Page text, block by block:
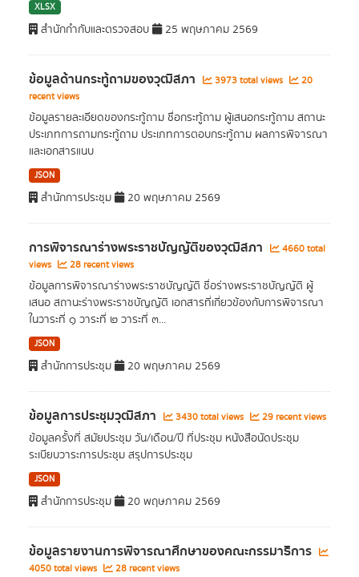
XLSX
สำนักกำกับและตรวจสอบ 25 พฤษภาคม 2569
ข้อมูลด้านกระทู้ถามของวุฒิสภา 3973 total views
20
recent views
ข้อมูลรายละเอียดของกระทู้ถาม ชื่อกระทู้ถาม ผู้เสนอกระทู้ถาม สถานะ
ประเภทการถามกระทู้ถาม ประเภทการตอบกระทู้ถาม ผลการพิจารณา
และเอกสารแนบ
JSON
สำนักการประชุม 20 พฤษภาคม 2569
การพิจารณาร่างพระราชบัญญัติของวุฒิสภา
4660 total
views
28 recent views
ข้อมูลการพิจารณาร่างพระราชบัญญัติ ชื่อร่างพระราชบัญญัติ ผู้
เสนอ สถานะร่างพระราชบัญญัติ เอกสารที่เกี่ยวข้องกับการพิจารณา
ในวาระที่ ๑ วาระที่ ๒ วาระที่ ๓...
JSON
สำนักการประชุม 20 พฤษภาคม 2569
ข้อมูลการประชุมวุฒิสภา 3430 total views 29 recent views
ข้อมูลครั้งที่ สมัยประชุม วัน/เดือน/ปี ที่ประชุม หนังสือนัดประชุม
ระเบียบวาระการประชุม สรุปการประชุม
JSON
สำนักการประชุม 20 พฤษภาคม 2569
ข้อมูลรายงานการพิจารณาศึกษาของคณะกรรมาธิการ
4050 total views 28 recent views